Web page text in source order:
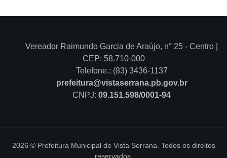
Vereador Raimundo Garcia de Araújo, n° 25 - Centro |
CEP: 58.710-000
Telefone.: (83) 3436-1137
prefeitura@vistaserrana.pb.gov.br
CNPJ: 09.151.598/0001-94
2026 © Prefeitura Municipal de Vista Serrana. Todos os direitos
reservados.